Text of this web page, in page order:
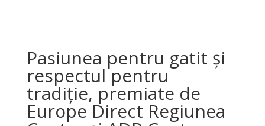
Pasiunea pentru gatit și
respectul pentru
tradiție, premiate de
Europe Direct Regiunea